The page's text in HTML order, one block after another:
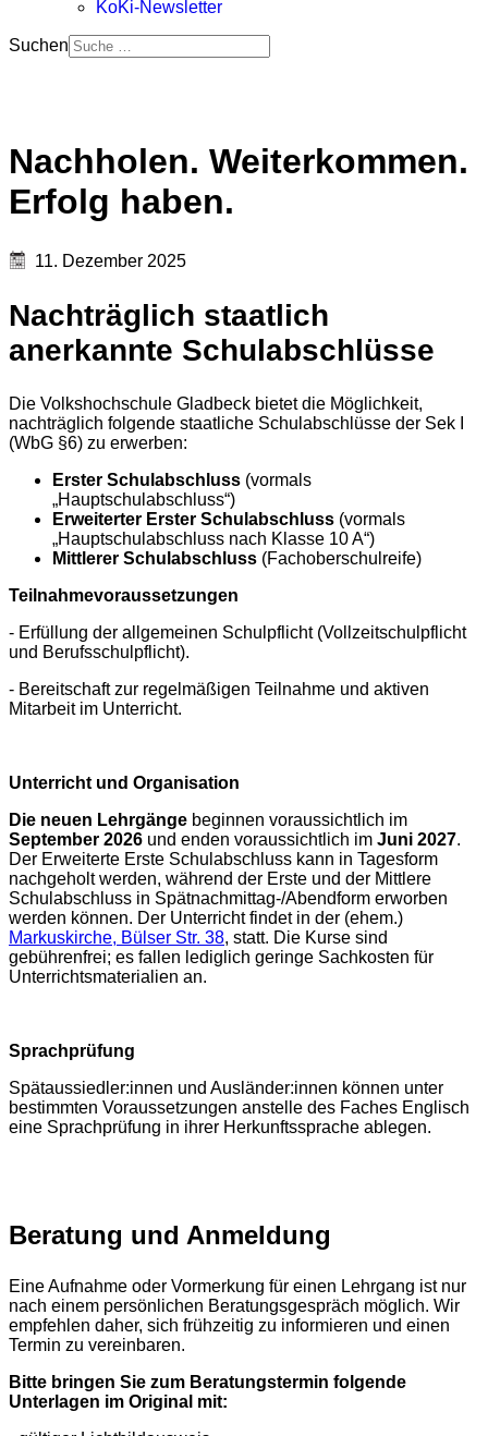
KoKi-Newsletter
Suchen
Nachholen. Weiterkommen.
Erfolg haben.
11. Dezember 2025
Nachträglich staatlich
anerkannte Schulabschlüsse
Die Volkshochschule Gladbeck bietet die Möglichkeit,
nachträglich folgende staatliche Schulabschlüsse der Sek I
(WbG §6) zu erwerben:
Erster Schulabschluss (vormals
„Hauptschulabschluss“)
Erweiterter Erster Schulabschluss (vormals
„Hauptschulabschluss nach Klasse 10 A“)
Mittlerer Schulabschluss (Fachoberschulreife)
Teilnahmevoraussetzungen
- Erfüllung der allgemeinen Schulpflicht (Vollzeitschulpflicht
und Berufsschulpflicht).
- Bereitschaft zur regelmäßigen Teilnahme und aktiven
Mitarbeit im Unterricht.
Unterricht und Organisation
Die neuen Lehrgänge beginnen voraussichtlich im
September 2026 und enden voraussichtlich im Juni 2027.
Der Erweiterte Erste Schulabschluss kann in Tagesform
nachgeholt werden, während der Erste und der Mittlere
Schulabschluss in Spätnachmittag-/Abendform erworben
werden können. Der Unterricht findet in der (ehem.)
Markuskirche, Bülser Str. 38, statt. Die Kurse sind
gebührenfrei; es fallen lediglich geringe Sachkosten für
Unterrichtsmaterialien an.
Sprachprüfung
Spätaussiedler:innen und Ausländer:innen können unter
bestimmten Voraussetzungen anstelle des Faches Englisch
eine Sprachprüfung in ihrer Herkunftssprache ablegen.
Beratung und Anmeldung
Eine Aufnahme oder Vormerkung für einen Lehrgang ist nur
nach einem persönlichen Beratungsgespräch möglich. Wir
empfehlen daher, sich frühzeitig zu informieren und einen
Termin zu vereinbaren.
Bitte bringen Sie zum Beratungstermin folgende
Unterlagen im Original mit: